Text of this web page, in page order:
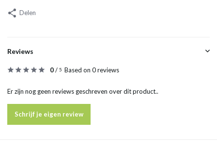
Delen
Reviews
0/ 5 Based on 0 reviews
Er zijn nog geen reviews geschreven over dit product..
Schrijf je eigen review